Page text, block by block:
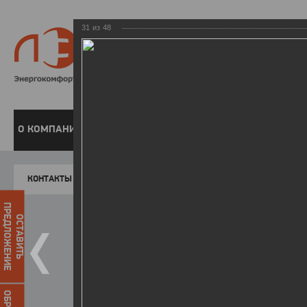
8 800
О КОМПАНИИ
КОНТАКТЫ
ОСТАВИТЬ
ПРЕДЛОЖЕНИЕ
31 из 48